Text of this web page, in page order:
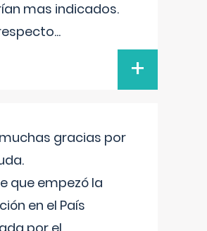
mas indicados.
...
+
gracias por
que empezó la
en el País